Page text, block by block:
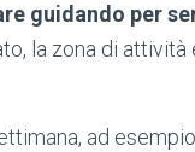
guidando per
la zona di
ad